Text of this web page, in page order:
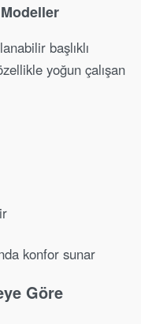
başlıklı
yoğun çalışan
konfor sunar
Göre